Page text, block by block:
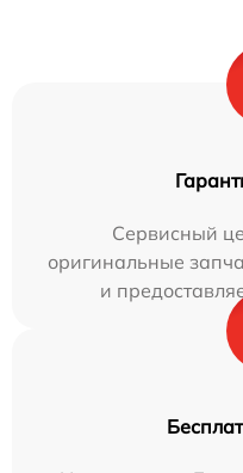
Сервисный
оригинальные
и